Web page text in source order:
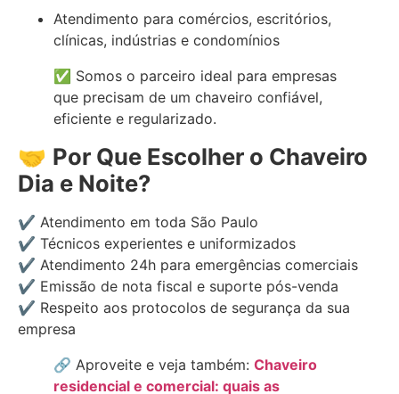
Atendimento para comércios, escritórios,
clínicas, indústrias e condomínios
✅ Somos o parceiro ideal para empresas
que precisam de um chaveiro confiável,
eficiente e regularizado.
🤝 Por Que Escolher o Chaveiro
Dia e Noite?
✔ Atendimento em toda São Paulo
✔ Técnicos experientes e uniformizados
✔ Atendimento 24h para emergências comerciais
✔ Emissão de nota fiscal e suporte pós-venda
✔ Respeito aos protocolos de segurança da sua
empresa
🔗 Aproveite e veja também: Chaveiro
residencial e comercial: quais as